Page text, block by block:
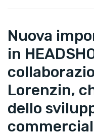
Nuova
in
Lorenzin,
dello